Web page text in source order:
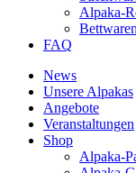
Alpaka-
FAQ
News
Unsere Alpakas
Angebote
Veranstaltungen
Shop
Alpaka-